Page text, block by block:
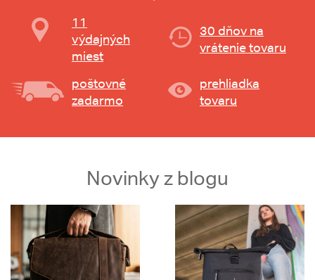
11
výdajných
miest
30 dňov na
vrátenie tovaru
poštovné
zadarmo
prehliadka
tovaru
Novinky z blogu